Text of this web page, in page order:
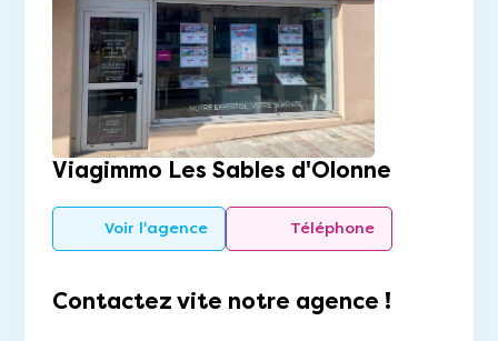
Viagimmo Les Sables d'Olonne
Voir l'agence Téléphone
Contactez vite notre agence !